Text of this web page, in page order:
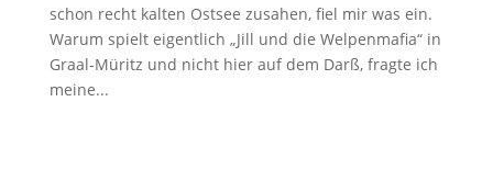
schon recht kalten Ostsee zusahen, fiel mir was ein.
Warum spielt eigentlich „Jill und die Welpenmafia“ in
Graal-Müritz und nicht hier auf dem Darß, fragte ich
meine...